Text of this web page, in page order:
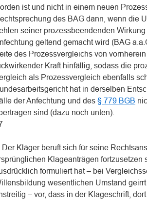
ist und nicht in einem neuen
des BAG dann, wenn die
seiner prozessbeendenden Wirkung
geltend gemacht wird (BAG
des Prozessvergleichs von
Kraft hinfällig, sodass die
als Prozessvergleich ebenfalls
hat in derselben
der Anfechtung und des § 779 BGB
sind (dazu noch unten).
Der Kläger beruft sich für seine
Klageanträgen fortzusetzen
formuliert hat – bei
wesentlichen Umstand
– vor, dass in der Klageschrift,